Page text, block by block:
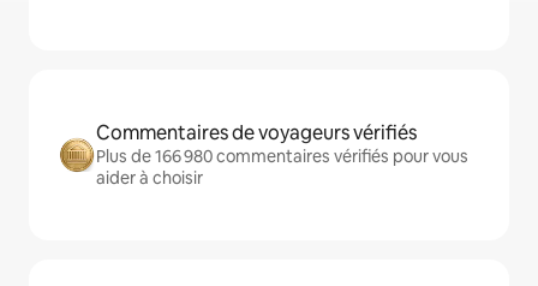
Commentaires de voyageurs vérifiés
Plus de 166 980 commentaires vérifiés pour vous
aider à choisir